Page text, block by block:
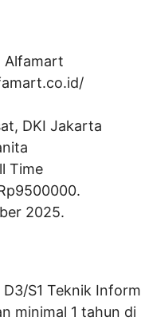
Alfamart
DKI Jakarta
Time
9500000.
2025.
S1 Teknik
minimal 1 tahun